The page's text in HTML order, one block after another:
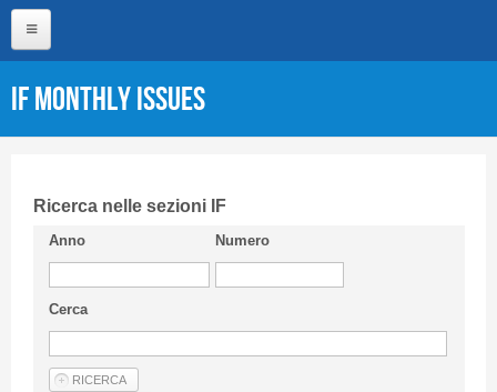
Short presentation CIFI
Guideline
Privacy & Policy
Articles
IF monthly issues
Ricerca nelle sezioni IF
Anno Numero
Cerca